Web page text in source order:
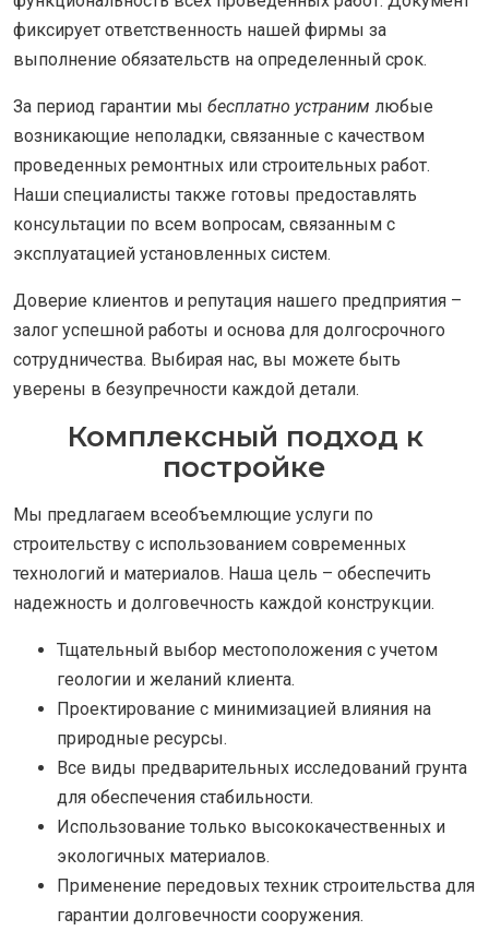
фиксирует ответственность нашей фирмы за
выполнение обязательств на определенный срок.
За период гарантии мы бесплатно устраним любые
возникающие неполадки, связанные с качеством
проведенных ремонтных или строительных работ.
Наши специалисты также готовы предоставлять
консультации по всем вопросам, связанным с
эксплуатацией установленных систем.
Доверие клиентов и репутация нашего предприятия –
залог успешной работы и основа для долгосрочного
сотрудничества. Выбирая нас, вы можете быть
уверены в безупречности каждой детали.
Комплексный подход к
постройке
Мы предлагаем всеобъемлющие услуги по
строительству с использованием современных
технологий и материалов. Наша цель – обеспечить
надежность и долговечность каждой конструкции.
Тщательный выбор местоположения с учетом
геологии и желаний клиента.
Проектирование с минимизацией влияния на
природные ресурсы.
Все виды предварительных исследований грунта
для обеспечения стабильности.
Использование только высококачественных и
экологичных материалов.
Применение передовых техник строительства для
гарантии долговечности сооружения.